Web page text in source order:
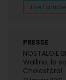
Lire l'article
PRESSE
NOSTALGIE
Wallino, la
Cholestérol